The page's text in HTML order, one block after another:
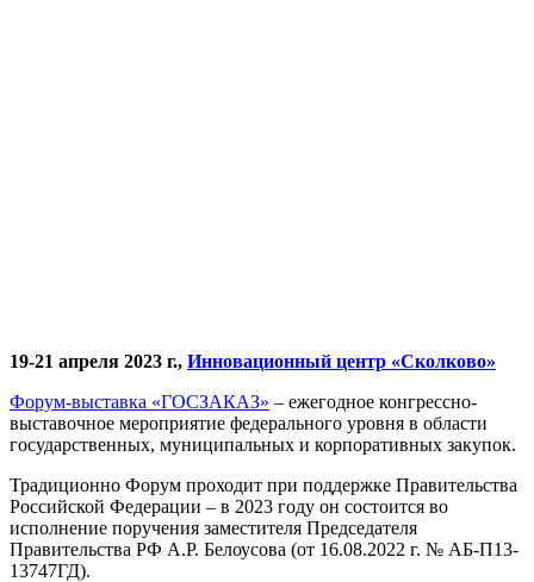
19-21 апреля 2023 г., Инновационный центр «Сколково»
Форум-выставка «ГОСЗАКАЗ» – ежегодное конгрессно-
выставочное мероприятие федерального уровня в области
государственных, муниципальных и корпоративных закупок.
Традиционно Форум проходит при поддержке Правительства
Российской Федерации – в 2023 году он состоится во
исполнение поручения заместителя Председателя
Правительства РФ А.Р. Белоусова (от 16.08.2022 г. № АБ-П13-
13747ГД).